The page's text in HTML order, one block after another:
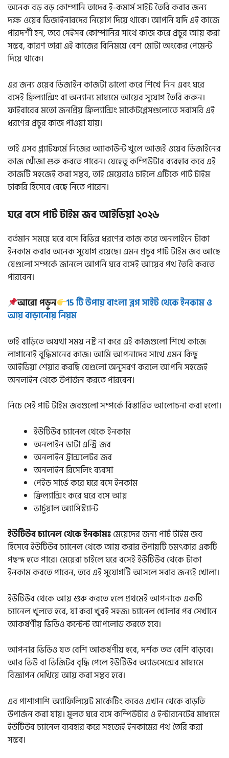
অনেক বড় বড় কোম্পানি তাদের ই-কমার্স সাইট তৈরি করার জন্য
দক্ষ ওয়েব ডিজাইনারদের নিয়োগ দিয়ে থাকে। আপনি যদি এই কাজে
পারদর্শী হন, তবে সেইসব কোম্পানির সাথে কাজ করে প্রচুর আয় করা
সম্ভব, কারণ তারা এই কাজের বিনিময়ে বেশ মোটা অংকের পেমেন্ট
দিয়ে থাকে।
এর জন্য ওয়েব ডিজাইন কাজটা ভালো করে শিখে নিন এবং ঘরে
বসেই ফ্রিল্যান্সিং বা অন্যান্য মাধ্যমে আয়ের সুযোগ তৈরি করুন।
ফাইবারের মতো জনপ্রিয় ফ্রিল্যান্সিং মার্কেটপ্লেসগুলোতে সরাসরি এই
ধরণের প্রচুর কাজ পাওয়া যায়।
তাই এসব প্ল্যাটফর্মে নিজের অ্যাকাউন্ট খুলে আজই ওয়েব ডিজাইনের
কাজ খোঁজা শুরু করতে পারেন। যেহেতু কম্পিউটার ব্যবহার করে এই
কাজটি সহজেই করা সম্ভব, তাই মেয়েরাও চাইলে এটিকে পার্ট টাইম
চাকরি হিসেবে বেছে নিতে পারেন।
ঘরে বসে পার্ট টাইম জব আইডিয়া ২০২৬
বর্তমান সময়ে ঘরে বসে বিভিন্ন ধরণের কাজ করে অনলাইনে টাকা
ইনকাম করার অনেক সুযোগ রয়েছে। এমন প্রচুর পার্ট টাইম জব আছে
যেগুলো সম্পর্কে জানলে আপনি ঘরে বসেই আয়ের পথ তৈরি করতে
পারবেন।
আরো পড়ুন
15 টি উপায় বাংলা ব্লগ সাইট থেকে ইনকাম ও
আয় বাড়ানোয় নিয়ম
তাই বাড়িতে অযথা সময় নষ্ট না করে এই কাজগুলো শিখে কাজে
লাগানোই বুদ্ধিমানের কাজ। আমি আপনাদের সাথে এমন কিছু
আইডিয়া শেয়ার করছি যেগুলো অনুসরণ করলে আপনি সহজেই
অনলাইন থেকে উপার্জন করতে পারবেন।
নিচে সেই পার্ট টাইম জবগুলো সম্পর্কে বিস্তারিত আলোচনা করা হলো।
ইউটিউব চ্যানেল থেকে ইনকাম
অনলাইন ডাটা এন্ট্রি জব
অনলাইন ট্রান্সলেটর জব
অনলাইন রিসেলিং ব্যবসা
পেইড সার্ভে করে ঘরে বসে ইনকাম
ফ্রিল্যান্সিং করে ঘরে বসে আয়
ভার্চুয়াল অ্যাসিস্ট্যান্ট
ইউটিউব চ্যানেল থেকে ইনকামঃমেয়েদের জন্য পার্ট টাইম জব
হিসেবে ইউটিউব চ্যানেল থেকে আয় করার উপায়টি চমৎকার একটি
পছন্দ হতে পারে। মেয়েরা চাইলে ঘরে বসেই ইউটিউব থেকে টাকা
ইনকাম করতে পারেন, তবে এই সুযোগটি আসলে সবার জন্যই খোলা।
ইউটিউব থেকে আয় শুরু করতে হলে প্রথমেই আপনাকে একটি
চ্যানেল খুলতে হবে, যা করা খুবই সহজ। চ্যানেল খোলার পর সেখানে
আকর্ষণীয় ভিডিও কন্টেন্ট আপলোড করতে হবে।
আপনার ভিডিও যত বেশি আকর্ষণীয় হবে, দর্শক তত বেশি বাড়বে।
আর ভিউ বা ভিজিটর বৃদ্ধি পেলে ইউটিউব অ্যাডসেন্সের মাধ্যমে
বিজ্ঞাপন দেখিয়ে আয় করা সম্ভব হবে।
এর পাশাপাশি অ্যাফিলিয়েট মার্কেটিং করেও এখান থেকে বাড়তি
উপার্জন করা যায়। মূলত ঘরে বসে কম্পিউটার ও ইন্টারনেটের মাধ্যমে
ইউটিউব চ্যানেল ব্যবহার করে সহজেই ইনকামের পথ তৈরি করা
সম্ভব।